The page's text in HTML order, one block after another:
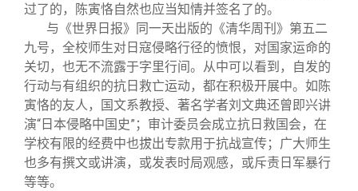
过了的，陈寅恪自然也应当知情并签名了的。
与《世界日报》同一天出版的《清华周刊》第五二
九号，全校师生对日寇侵略行径的愤恨，对国家运命的
关切，也无不流露于字里行间。从中可以看到，自发的
行动与有组织的抗日救亡运动，都在积极开展中。如陈
寅恪的友人，国文系教授、著名学者刘文典还曾即兴讲
演“日本侵略中国史”；审计委员会成立抗日救国会，在
学校有限的经费中也拔出专款用于抗战宣传；广大师生
也多有撰文或讲演，或发表时局观感，或斥责日军暴行
等等。